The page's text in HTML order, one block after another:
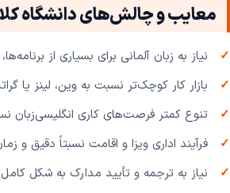
معایب و چالش‌های دانشگاه
نیاز به زبان آلمانی برای بسیاری از
بازار کار کوچک‌تر نسبت به وین، لینز یا
تنوع کمتر فرصت‌های کاری انگلیسی‌زبان
فرآیند اداری ویزا و اقامت نسبتاً دقیق و
نیاز به ترجمه و تأیید مدارک به شکل